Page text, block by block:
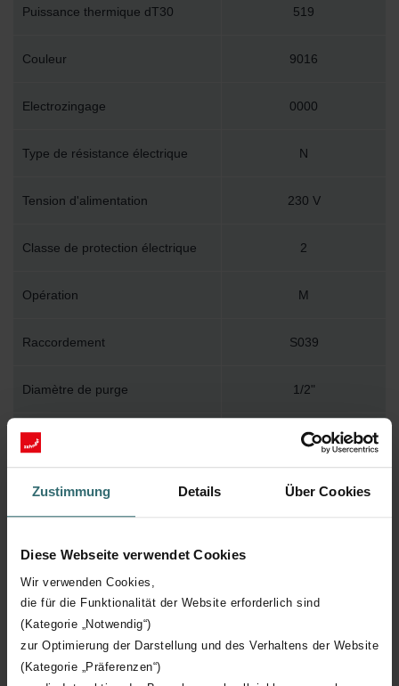
Zustimmung Details Über Cookies
Diese Webseite verwendet Cookies
Wir verwenden Cookies,
die für die Funktionalität der Website erforderlich sind
(Kategorie „Notwendig“)
zur Optimierung der Darstellung und des Verhaltens der Website
(Kategorie „Präferenzen“)
Puissance thermique dT30 519
Couleur 9016
Electrozingage 0000
Type de résistance électrique N
Tension d'alimentation 230 V
Classe de protection électrique 2
Opération M
Raccordement S039
Diamètre de purge 1/2"
Montage au mur WBTR
Accessoire inclus dans l'emballage
Pression de service maximum
Longueur technique
Hauteur technique